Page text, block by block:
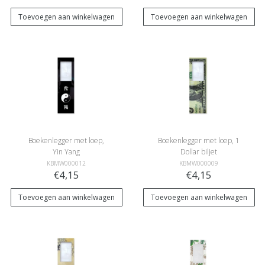
Toevoegen aan winkelwagen Toevoegen aan winkelwagen
Boekenlegger met loep,
Yin Yang
KBMW000012
€4,15
Toevoegen aan winkelwagen
Boekenlegger met loep, 1
Dollar biljet
KBMW000009
€4,15
Toevoegen aan winkelwagen